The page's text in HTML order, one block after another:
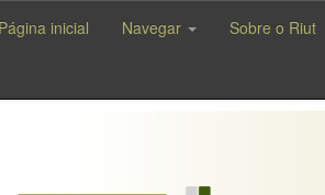
inicial Navegar Sobre o Riut